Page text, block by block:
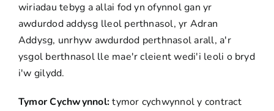
wiriadau tebyg a allai fod yn ofynnol gan yr
awdurdod addysg lleol perthnasol, yr Adran
Addysg, unrhyw awdurdod perthnasol arall, a'r
ysgol berthnasol lle mae'r cleient wedi'i leoli o bryd
i'w gilydd.
Tymor Cychwynnol:tymor cychwynnol y contract